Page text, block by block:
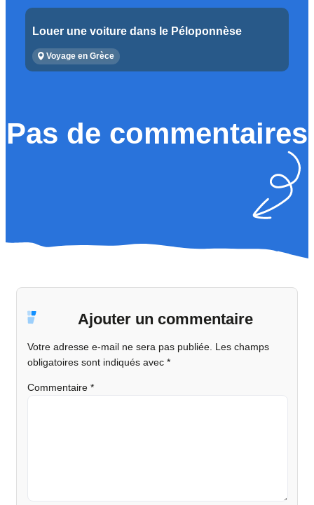
Louer une voiture dans le Péloponnèse
Voyage en Grèce
Pas de commentaires
Ajouter un commentaire
Votre adresse e-mail ne sera pas publiée. Les champs
obligatoires sont indiqués avec *
Commentaire *